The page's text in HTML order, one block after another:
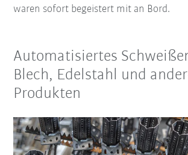
waren sofort begeistert mit an Bord.
Automatisiertes
Blech, Edelstahl und
Produkten